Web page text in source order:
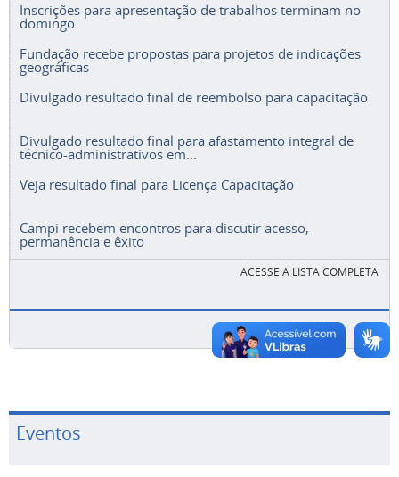
Inscrições para apresentação de trabalhos terminam no
domingo
Fundação recebe propostas para projetos de indicações
geográficas
Divulgado resultado final de reembolso para capacitação
Divulgado resultado final para afastamento integral de
técnico-administrativos em...
Veja resultado final para Licença Capacitação
Campi recebem encontros para discutir acesso,
permanência e êxito
ACESSE A LISTA COMPLETA
Eventos